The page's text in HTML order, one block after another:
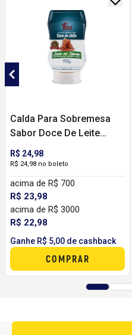
Calda Para Sobremesa
Sabor Doce De Leite
(335g) - Mrs Taste
R$ 24,98
R$ 24,98 no boleto
acima de R$ 700
R$ 23,98
acima de R$ 3000
R$ 22,98
Ganhe R$ 5,00 de cashback
COMPRAR